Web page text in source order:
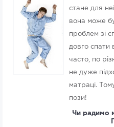
стане для
вона може
проблем зі
довго спати
часто, по
не дуже
матраці.
пози!
Чи радимо